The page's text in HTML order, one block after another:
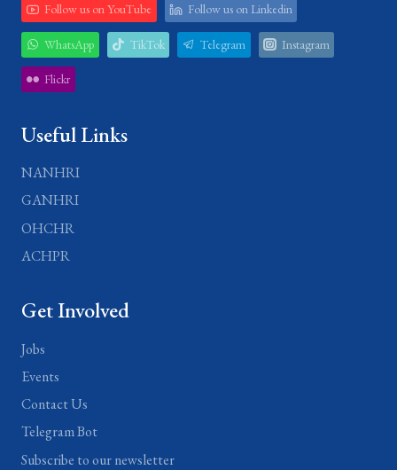
Follow us on YouTube Follow us on Linkedin
WhatsApp TikTok Telegram Instagram
Flickr
Useful Links
NANHRI
GANHRI
OHCHR
ACHPR
Get Involved
Jobs
Events
Contact Us
Telegram Bot
Subscribe to our newsletter